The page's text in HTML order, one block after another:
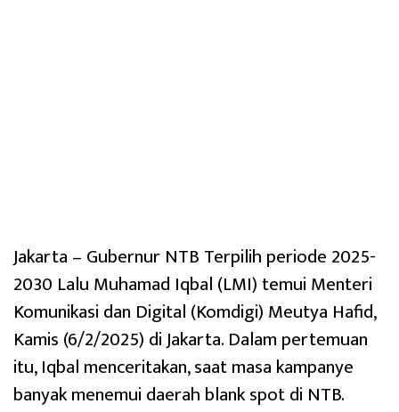
Jakarta – Gubernur NTB Terpilih periode 2025-
2030 Lalu Muhamad Iqbal (LMI) temui Menteri
Komunikasi dan Digital (Komdigi) Meutya Hafid,
Kamis (6/2/2025) di Jakarta. Dalam pertemuan
itu, Iqbal menceritakan, saat masa kampanye
banyak menemui daerah blank spot di NTB.